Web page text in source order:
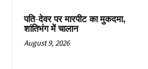
पति-देवर पर मारपीट का मुकदमा,
शांतिभंग में चालान
August 9, 2026